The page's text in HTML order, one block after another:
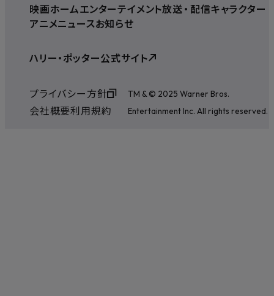
映画ホームエンターテイメント放送・ 配信キャラクター
アニメニュースお知らせ
ハリー・ポッター公式サイト
プライバシー方針
会社概要利用規約
TM & © 2025 Warner Bros.
Entertainment Inc. All rights reserved.